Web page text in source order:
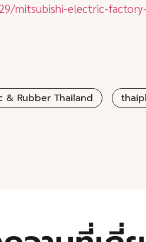
mitsubishi-electric-
& Rubber Thailand